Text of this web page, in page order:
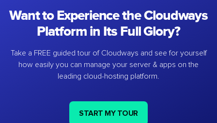
Want to Experience the Cloudways
Platform in Its Full Glory?
Take a FREE guided tour of Cloudways and see for yourself
how easily you can manage your server & apps on the
leading cloud-hosting platform.
START MY TOUR